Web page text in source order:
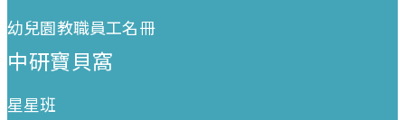
幼兒園教職員工名冊
中研寶貝窩
星星班